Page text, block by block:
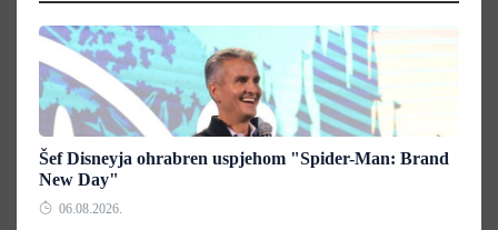
Šef Disneyja ohrabren uspjehom "Spider-Man: Brand
New Day"
06.08.2026.